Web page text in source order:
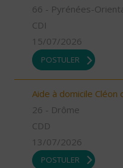
66 - Pyrénées-
CDI
15/07/2026
POSTULER
Aide à domicile Cléon
26 - Drôme
CDD
13/07/2026
POSTULER